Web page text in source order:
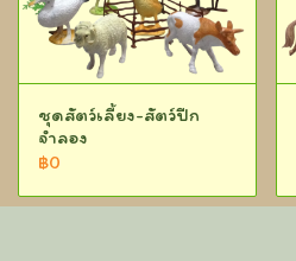
ชุดสัตว์เลี้ยง-สัตว์ปีก
จำลอง
฿0